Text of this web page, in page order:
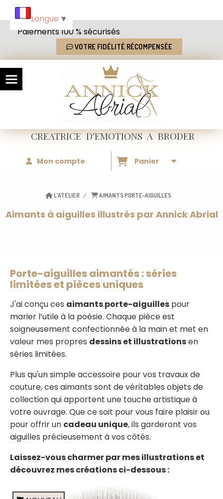
Paiements 100 % sécurisés
VOTRE FIDÉLITÉ RÉCOMPENSÉE
CREATRICED'EMOTIONSA BRODER
Mon compte Panier
L'ATELIER AIMANTS PORTE-AIGUILLES
Aimants à aiguilles illustrés par Annick Abrial
Porte-aiguilles aimantés : séries
limitées et pièces uniques
J'ai conçu ces aimants porte-aiguilles pour
marier l’utile à la poésie. Chaque pièce est
soigneusement confectionnée à la main et met en
valeur mes propres dessins et illustrationsen
séries limitées.
Plus qu'un simple accessoire pour vos travaux de
couture, ces aimants sont de véritables objets de
collection qui apportent une touche artistique à
votre ouvrage. Que ce soit pour vous faire plaisir ou
pour offrir un cadeau unique, ils garderont vos
aiguilles précieusement à vos côtés.
Laissez-vous charmer par mes illustrations et
découvrez mes créations ci-dessous :
Langue ▼